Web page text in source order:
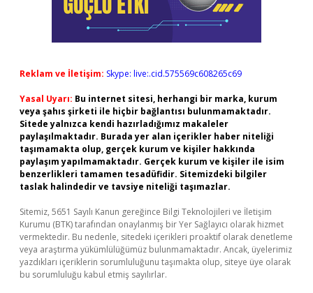
Reklam ve İletişim: Skype: live:.cid.575569c608265c69
Yasal Uyarı: Bu internet sitesi, herhangi bir marka, kurum
veya şahıs şirketi ile hiçbir bağlantısı bulunmamaktadır.
Sitede yalnızca kendi hazırladığımız makaleler
paylaşılmaktadır. Burada yer alan içerikler haber niteliği
taşımamakta olup, gerçek kurum ve kişiler hakkında
paylaşım yapılmamaktadır. Gerçek kurum ve kişiler ile isim
benzerlikleri tamamen tesadüfidir. Sitemizdeki bilgiler
taslak halindedir ve tavsiye niteliği taşımazlar.
Sitemiz, 5651 Sayılı Kanun gereğince Bilgi Teknolojileri ve İletişim
Kurumu (BTK) tarafından onaylanmış bir Yer Sağlayıcı olarak hizmet
vermektedir. Bu nedenle, sitedeki içerikleri proaktif olarak denetleme
veya araştırma yükümlülüğümüz bulunmamaktadır. Ancak, üyelerimiz
yazdıkları içeriklerin sorumluluğunu taşımakta olup, siteye üye olarak
bu sorumluluğu kabul etmiş sayılırlar.